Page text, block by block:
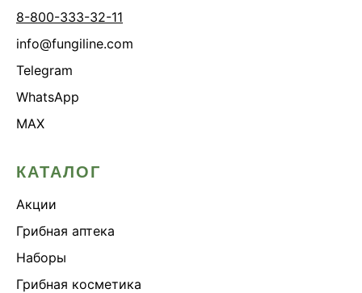
8-800-333-32-11
info@fungiline.com
Telegram
WhatsApp
MAX
КАТАЛОГ
Акции
Грибная аптека
Наборы
Грибная косметика